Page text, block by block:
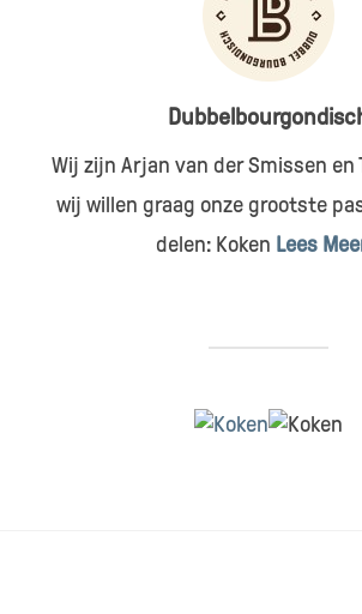
Wij zijn Arjan van der Smissen en
wij willen graag onze grootste
delen: Koken Lees